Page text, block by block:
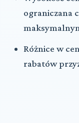
ograniczana
Różnice w
rabatów